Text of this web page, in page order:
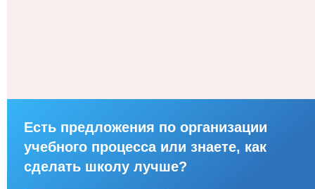
Есть предложения по организации
учебного процесса или знаете, как
сделать школу лучше?